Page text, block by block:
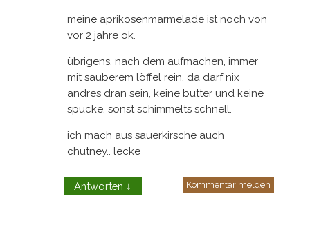
meine aprikosenmarmelade ist noch von
vor 2 jahre ok.
übrigens, nach dem aufmachen, immer
mit sauberem löffel rein, da darf nix
andres dran sein, keine butter und keine
spucke, sonst schimmelts schnell.
ich mach aus sauerkirsche auch
chutney.. lecke
Antworten ↓ Kommentar melden